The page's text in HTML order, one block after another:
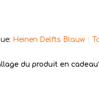
Heinen Delfts Blauw
du produit en